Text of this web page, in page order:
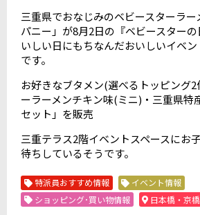
三重県でおなじみのベビースターラ
パニー」が8月2日の『ベビースター
いしい日にもちなんだおいしいイベ
です。
お好きなブタメン(選べるトッピング2
ーラーメンチキン味(ミニ)・三重県特
セット」を販売
三重テラス2階イベントスペースにお
待ちしているそうです。
特派員おすすめ情報
イベント情報
ショッピング･買い物情報
日本橋・京